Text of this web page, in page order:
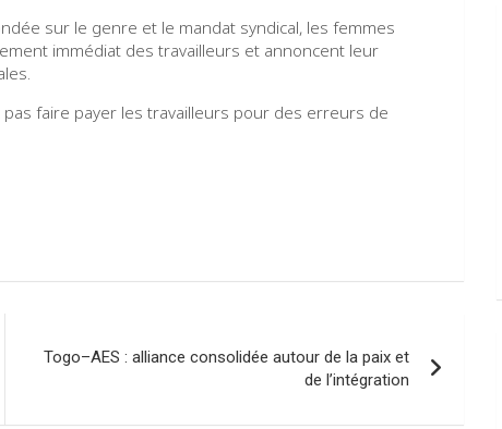
sur le genre et le mandat syndical, les femmes
immédiat des travailleurs et annoncent leur
faire payer les travailleurs pour des erreurs de
Togo–AES : alliance consolidée autour de la paix et
de l’intégration